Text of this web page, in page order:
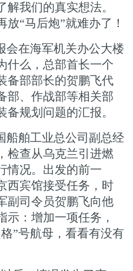
我们的真实想法。
“马后炮”就难办了！
会在海军机关办公大楼
什么，总部首长一个
备部部长的贺鹏飞代
部、作战部等相关部
规划问题的汇报。
船舶工业总公司副总经
检查从乌克兰引进燃
情况。出发的前一
西宾馆接受任务，时
副司令员贺鹏飞向他
示：增加一项任务，
”号航母，看看有没有